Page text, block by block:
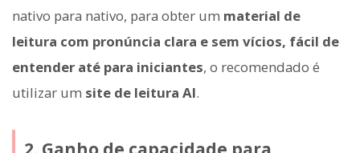
nativo para nativo, para obter um material de
leitura com pronúncia clara e sem vícios, fácil de
entender até para iniciantes, o recomendado é
utilizar um site de leitura AI.